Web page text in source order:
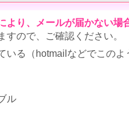
り、メールが届かない場
ので、ご確認ください。
いる（hotmailなどでこのよ
ル